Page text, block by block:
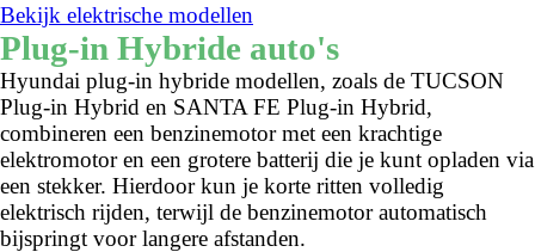
Bekijk elektrische modellen
Plug-in Hybride auto's
Hyundai plug-in hybride modellen, zoals de TUCSON
Plug-in Hybrid en SANTA FE Plug-in Hybrid,
combineren een benzinemotor met een krachtige
elektromotor en een grotere batterij die je kunt opladen via
een stekker. Hierdoor kun je korte ritten volledig
elektrisch rijden, terwijl de benzinemotor automatisch
bijspringt voor langere afstanden.